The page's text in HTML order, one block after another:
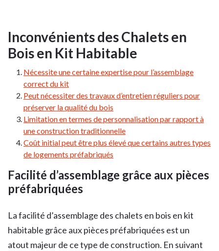
Inconvénients des Chalets en
Bois en Kit Habitable
Nécessite une certaine expertise pour l’assemblage
correct du kit
Peut nécessiter des travaux d’entretien réguliers pour
préserver la qualité du bois
Limitation en termes de personnalisation par rapport à
une construction traditionnelle
Coût initial peut être plus élevé que certains autres types
de logements préfabriqués
Facilité d’assemblage grâce aux pièces
préfabriquées
La facilité d’assemblage des chalets en bois en kit
habitable grâce aux pièces préfabriquées est un
atout majeur de ce type de construction. En suivant